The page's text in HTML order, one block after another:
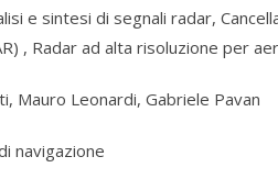
e sintesi di segnali radar,
, Radar ad alta risoluzione per
Mauro Leonardi, Gabriele Pavan
navigazione